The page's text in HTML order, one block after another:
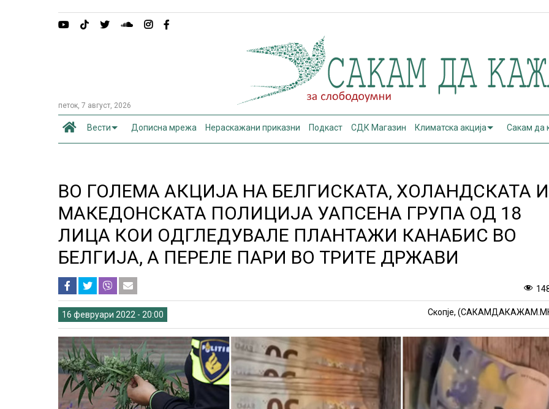
петок, 7 август, 2026
Вести Дописна мрежа Нераскажани приказни Подкаст СДК Магазин Климатска акција Сакам да
ВО ГОЛЕМА АКЦИЈА НА БЕЛГИСКАТА, ХОЛАНДСКАТА И
МАКЕДОНСКАТА ПОЛИЦИЈА УАПСЕНА ГРУПА ОД 18
ЛИЦА КОИ ОДГЛЕДУВАЛЕ ПЛАНТАЖИ КАНАБИС ВО
БЕЛГИЈА, А ПЕРЕЛЕ ПАРИ ВО ТРИТЕ ДРЖАВИ
16 февруари 2022 - 20:00 Скопје,